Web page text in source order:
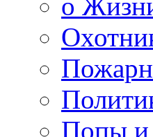
Попы и